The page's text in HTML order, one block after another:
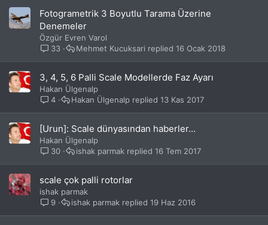
Fotogrametrik 3 Boyutlu Tarama Üzerine
Denemeler
Özgür Evren Varol
33
16 Ocak 2018
Mehmet Kucuksari
3, 4, 5, 6 Palli Scale Modellerde Faz Ayarı
Hakan Ülgenalp
4
13 Kas 2017
Hakan Ülgenalp
[Urun]: Scale dünyasından haberler...
Hakan Ülgenalp
30
16 Tem 2017
ishak parmak
scale çok palli rotorlar
ishak parmak
9
19 Haz 2016
ishak parmak